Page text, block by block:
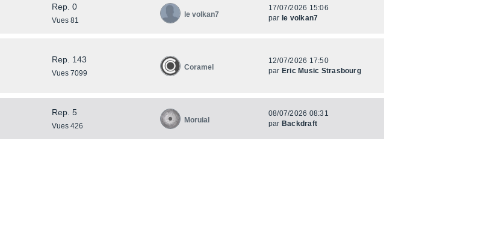
Rep. 0
Vues 81
le volkan7
17/07/2026 15:06
par le volkan7
Rep. 143
Vues 7099
Coramel
12/07/2026 17:50
par Eric Music Strasbourg
Rep. 5
Vues 426
Moruial
08/07/2026 08:31
par Backdraft